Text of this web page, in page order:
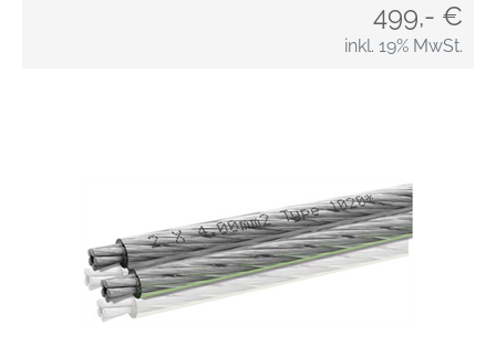
499,- €
inkl. 19% MwSt.